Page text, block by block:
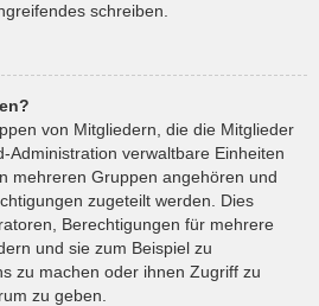
schreiben.
von Mitgliedern, die die Mitglieder
Administration verwaltbare Einheiten
mehreren Gruppen angehören und
zugeteilt werden. Dies
Berechtigungen für mehrere
und sie zum Beispiel zu
zu machen oder ihnen Zugriff zu
zu geben.